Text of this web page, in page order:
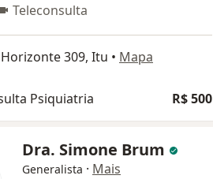
Teleconsulta
309, Itu • Mapa
Psiquiatria R$ 500
Dra. Simone Brum
Generalista · Mais